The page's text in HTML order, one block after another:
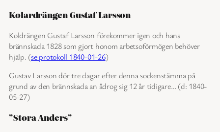
Kolardrängen Gustaf Larsson
Koldrängen Gustaf Larsson förekommer igen och hans
brännskada 1828 som gjort honom arbetsoförmögen behöver
hjälp. (se protokoll 1840-01-26)
Gustav Larsson dör tre dagar efter denna sockenstämma på
grund av den brännskada an ådrog sig 12 år tidigare… (d: 1840-
05-27)
”Stora Anders”